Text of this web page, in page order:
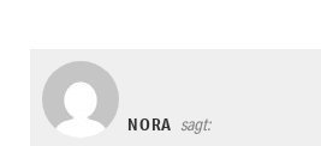
NORA sagt: